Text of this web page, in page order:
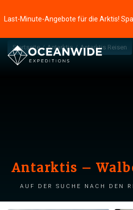
Startseite Antarktis Antarktis Reisen
Antarktis –
Auf der Suche nach den